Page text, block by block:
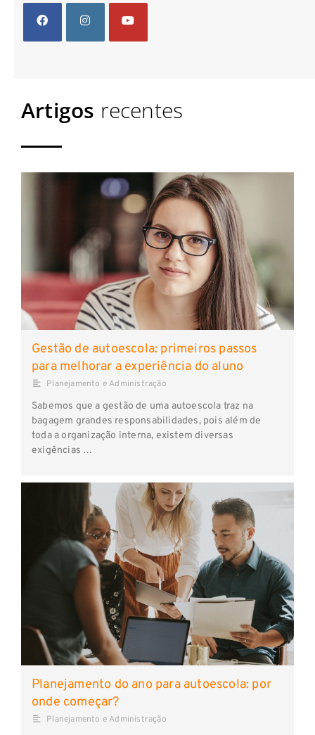
Artigos recentes
Gestão de autoescola: primeiros passos
para melhorar a experiência do aluno
Planejamento e Administração
Sabemos que a gestão de uma autoescola traz na
bagagem grandes responsabilidades, pois além de
toda a organização interna, existem diversas
exigências …
Planejamento do ano para autoescola: por
onde começar?
Planejamento e Administração